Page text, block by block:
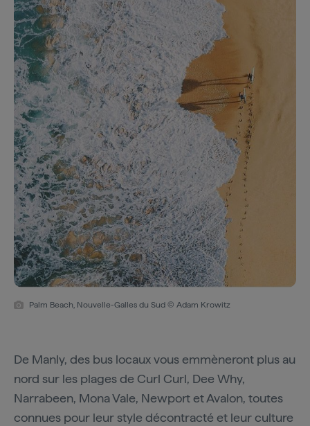
Palm Beach, Nouvelle-Galles du Sud © Adam Krowitz
De Manly, des bus locaux vous emmèneront plus au
nord sur les plages de Curl Curl, Dee Why,
Narrabeen, Mona Vale, Newport et Avalon, toutes
connues pour leur style décontracté et leur culture